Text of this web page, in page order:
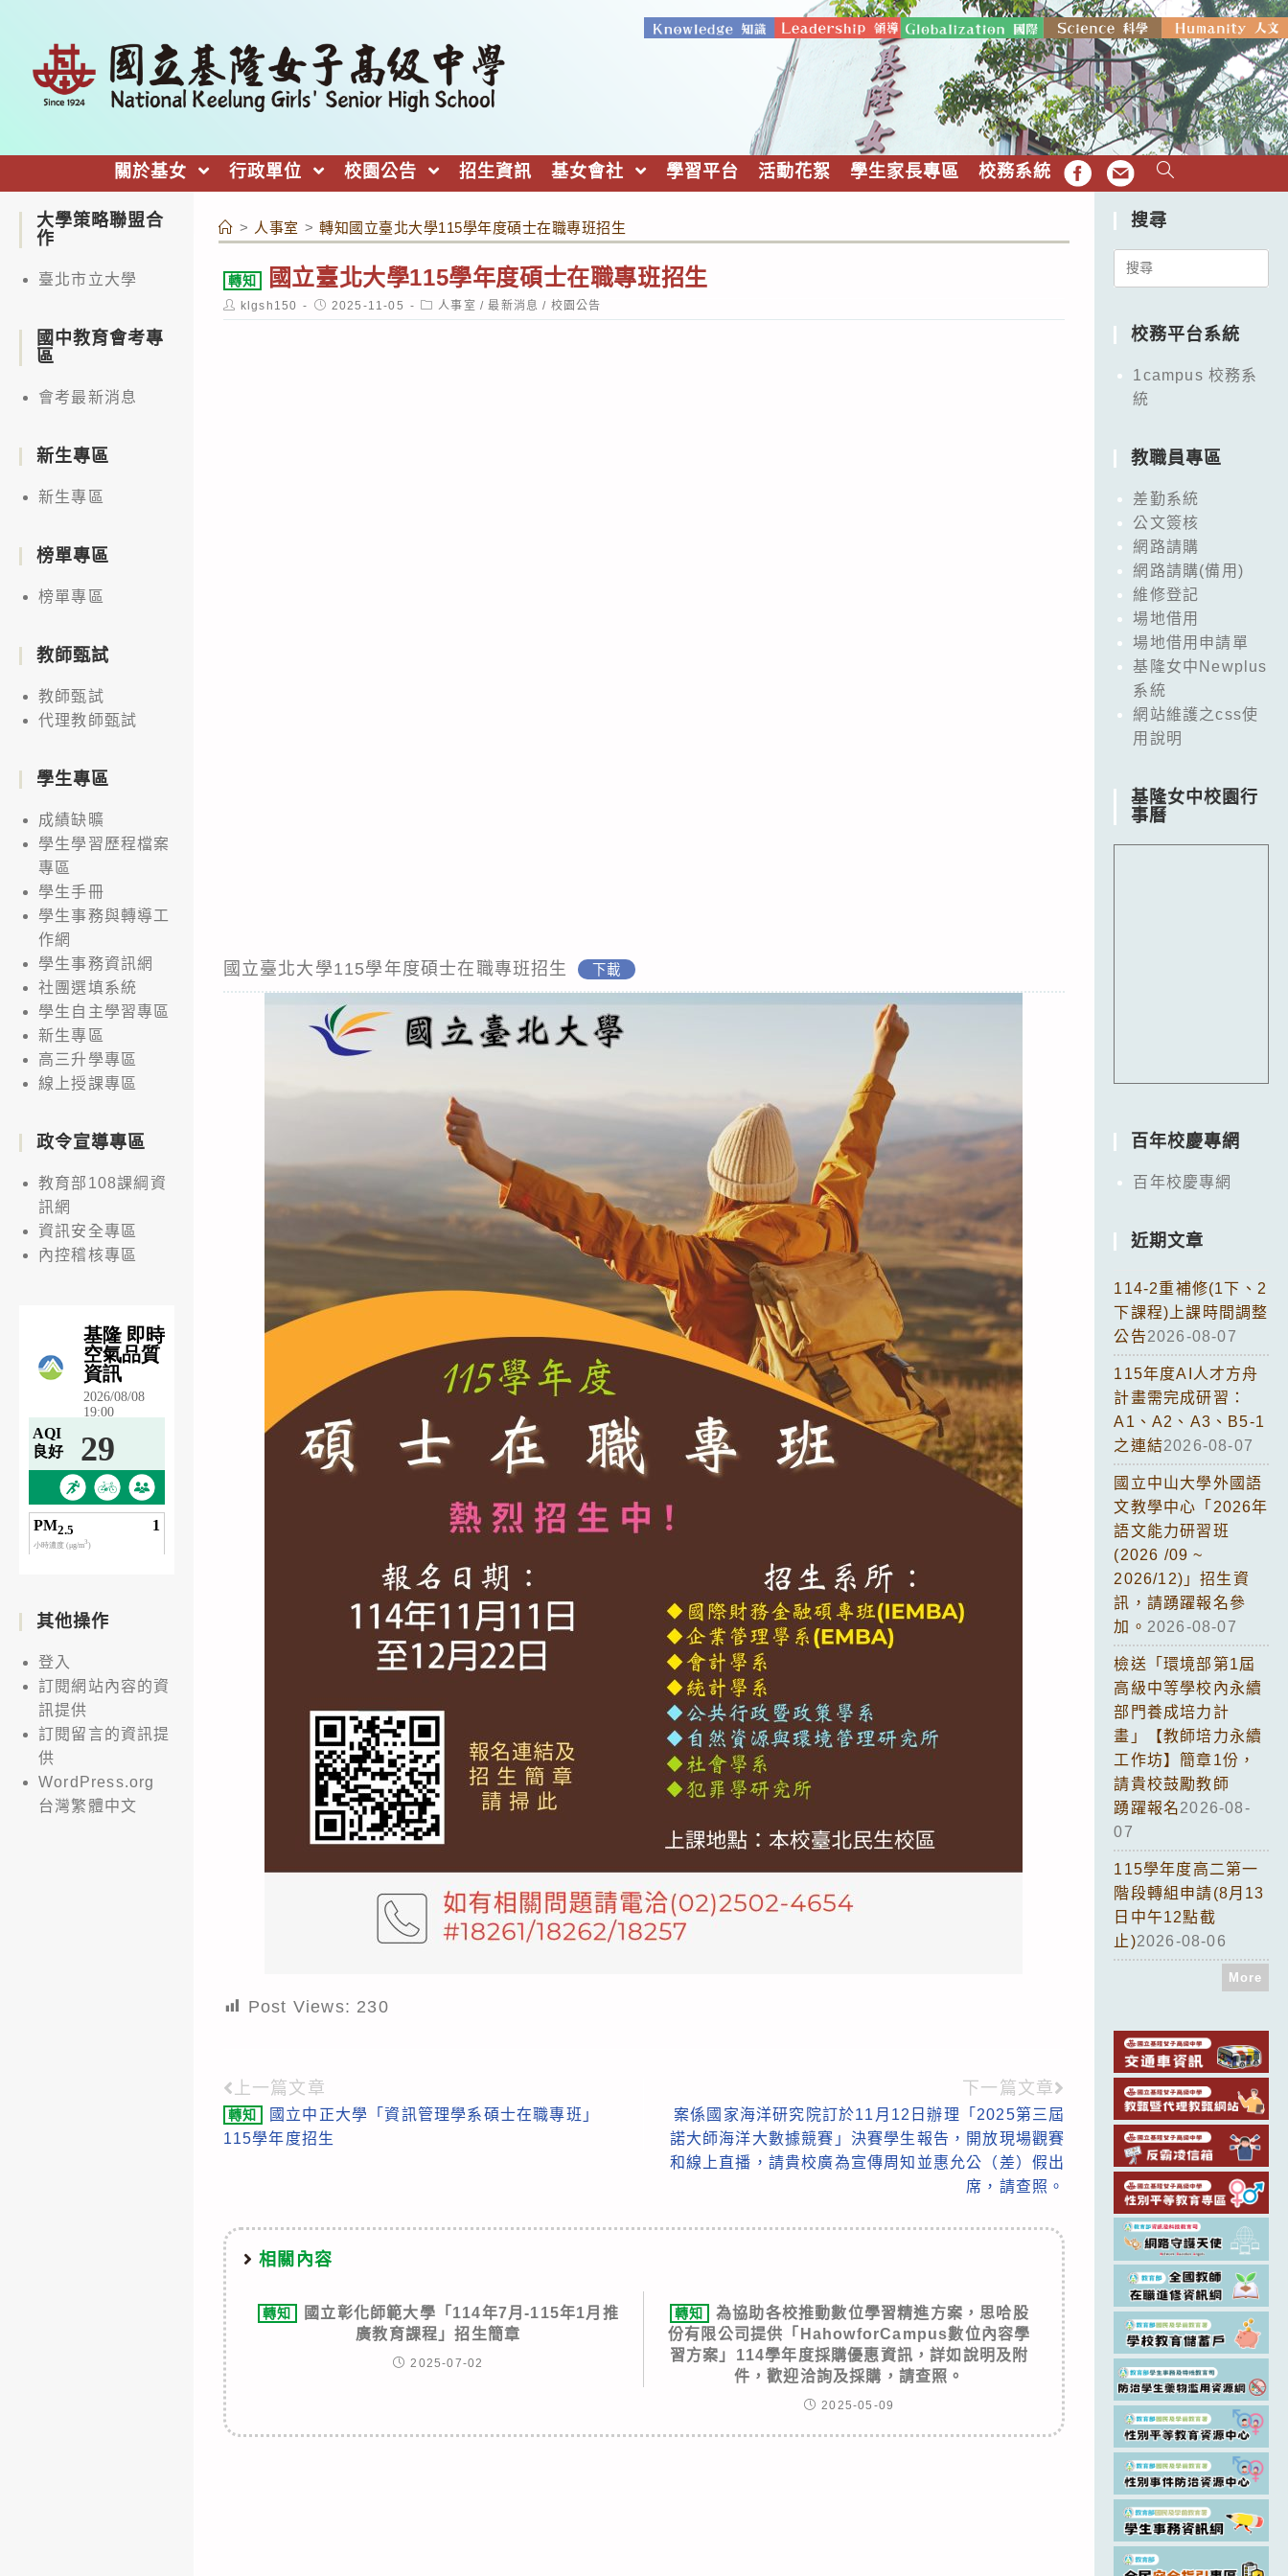
關於基女 行政單位 校園公告 招生資訊 基女會社 學習平台 活動花絮 學生家長專區 校務系統 FB EMAIL
> 人事室 > 轉知國立臺北大學115學年度碩士在職專班招生
轉知 國立臺北大學115學年度碩士在職專班招生
Post
author:
klgsh150
Post
published:
2025-11-05
Post
category:
人事室 / 最新消息 / 校園公告
國立臺北大學115學年度碩士在職專班招生 下載
Post Views: 230
Read
more
上一篇文章
轉知
國立中正大學「資訊管理學系碩士在職專班」
115學年度招生
下一篇文章
案係國家海洋研究院訂於11月12日辦理「2025第三屆
諾大師海洋大數據競賽」決賽學生報告，開放現場觀賽
和線上直播，請貴校廣為宣傳周知並惠允公（差）假出
席，請查照。
相關內容
轉知
國立彰化師範大學「114年7月-115年1月推
廣教育課程」招生簡章
2025-07-02
轉知
為協助各校推動數位學習精進方案，思哈股
份有限公司提供「HahowforCampus數位內容學
習方案」114學年度採購優惠資訊，詳如說明及附
件，歡迎洽詢及採購，請查照。
2025-05-09
大學策略聯盟合
作
臺北市立大學
國中教育會考專
區
會考最新消息
新生專區
新生專區
榜單專區
榜單專區
教師甄試
教師甄試
代理教師甄試
學生專區
成績缺曠
學生學習歷程檔案
專區
學生手冊
學生事務與轉導工
作網
學生事務資訊網
社團選填系統
學生自主學習專區
新生專區
高三升學專區
線上授課專區
政令宣導專區
教育部108課綱資
訊網
資訊安全專區
內控稽核專區
其他操作
登入
訂閱網站內容的資
訊提供
訂閱留言的資訊提
供
WordPress.org
台灣繁體中文
搜尋
Search
校務平台系統
1campus 校務系
統
教職員專區
差勤系統
公文簽核
網路請購
網路請購(備用)
維修登記
場地借用
場地借用申請單
基隆女中Newplus
系統
網站維護之css使
用說明
基隆女中校園行
事曆
百年校慶專網
百年校慶專網
近期文章
114-2重補修(1下、2
下課程)上課時間調整
公告2026-08-07
115年度AI人才方舟
計畫需完成研習：
A1、A2、A3、B5-1
之連結2026-08-07
國立中山大學外國語
文教學中心「2026年
語文能力研習班
(2026 /09 ~
2026/12)」招生資
訊，請踴躍報名參
加。 2026-08-07
檢送「環境部第1屆
高級中等學校內永續
部門養成培力計
畫」【教師培力永續
工作坊】簡章1份，
請貴校鼓勵教師
踴躍報名2026-08-
07
115學年度高二第一
階段轉組申請(8月13
日中午12點截
止)2026-08-06
More